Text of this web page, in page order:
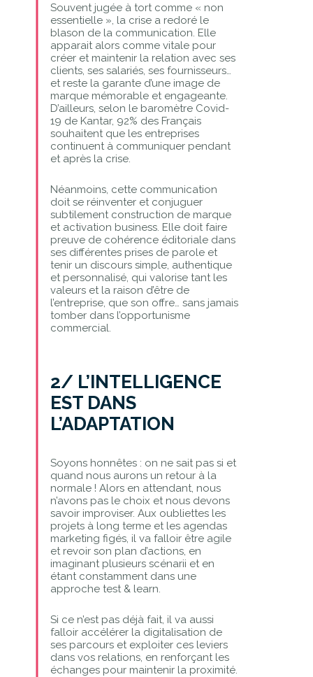
Souvent jugée à tort comme « non
essentielle », la crise a redoré le
blason de la communication. Elle
apparait alors comme vitale pour
créer et maintenir la relation avec ses
clients, ses salariés, ses fournisseurs…
et reste la garante d’une image de
marque mémorable et engageante.
D’ailleurs, selon le baromètre Covid-
19 de Kantar, 92% des Français
souhaitent que les entreprises
continuent à communiquer pendant
et après la crise.
Néanmoins, cette communication
doit se réinventer et conjuguer
subtilement construction de marque
et activation business. Elle doit faire
preuve de cohérence éditoriale dans
ses différentes prises de parole et
tenir un discours simple, authentique
et personnalisé, qui valorise tant les
valeurs et la raison d’être de
l’entreprise, que son offre… sans jamais
tomber dans l’opportunisme
commercial.
2/ L’INTELLIGENCE
EST DANS
L’ADAPTATION
Soyons honnêtes : on ne sait pas si et
quand nous aurons un retour à la
normale ! Alors en attendant, nous
n’avons pas le choix et nous devons
savoir improviser. Aux oubliettes les
projets à long terme et les agendas
marketing figés, il va falloir être agile
et revoir son plan d’actions, en
imaginant plusieurs scénarii et en
étant constamment dans une
approche test & learn.
Si ce n’est pas déjà fait, il va aussi
falloir accélérer la digitalisation de
ses parcours et exploiter ces leviers
dans vos relations, en renforçant les
échanges pour maintenir la proximité.